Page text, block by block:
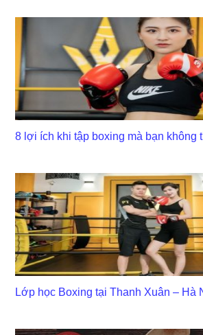
8 lợi ích khi tập boxing mà bạn không
Lớp học Boxing tại Thanh Xuân – Hà